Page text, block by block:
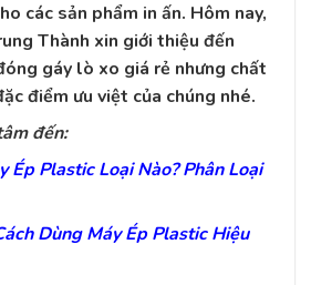
các sản phẩm in ấn. Hôm nay,
Thành xin giới thiệu đến
gáy lò xo giá rẻ nhưng chất
điểm ưu việt của chúng nhé.
đến:
Ép Plastic Loại Nào? Phân Loại
Dùng Máy Ép Plastic Hiệu